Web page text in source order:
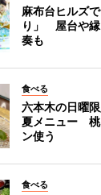
麻布台ヒルズ
り」 屋台や縁
奏も
食べる
六本木の日曜
夏メニュー 桃
ン使う
食べる